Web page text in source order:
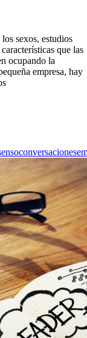
sexos, estudios
que las
ocupando la
empresa, hay
conversaciones